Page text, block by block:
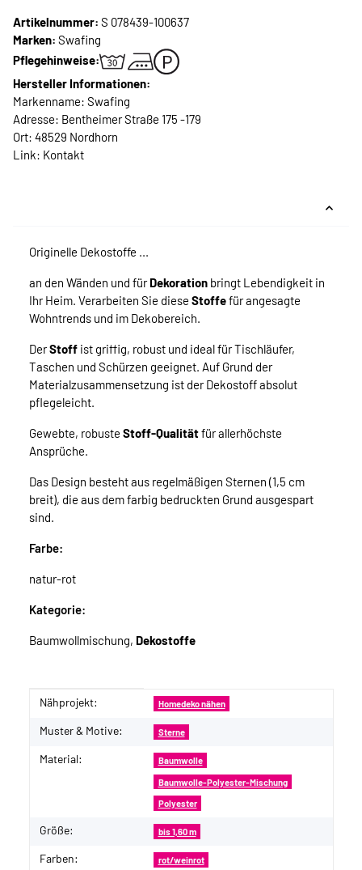
Artikelnummer: S 078439-100637
Marken: Swafing
Pflegehinweise:
Hersteller Informationen:
Markenname: Swafing
Adresse: Bentheimer Straße 175 -179
Ort: 48529 Nordhorn
Link: Kontakt
Originelle Dekostoffe ...
an den Wänden und fürDekoration bringt Lebendigkeit in
Ihr Heim. Verarbeiten Sie diese Stoffefür angesagte
Wohntrends und im Dekobereich.
DerStoff ist griffig, robust und ideal für Tischläufer,
Taschen und Schürzen geeignet. Auf Grund der
Materialzusammensetzung ist der Dekostoff absolut
pflegeleicht.
Gewebte, robuste Stoff-Qualitätfür allerhöchste
Ansprüche.
Das Design besteht aus regelmäßigen Sternen (1,5 cm
breit), die aus dem farbig bedruckten Grund ausgespart
sind.
Farbe:
natur-rot
Kategorie:
Baumwollmischung, Dekostoffe
Produkteigenschaft
Wert
Nähprojekt: Homedeko nähen
Muster & Motive: Sterne
Material: Baumwolle
Baumwolle-Polyester-Mischung
Polyester
Größe: bis 1,60 m
Farben: rot/weinrot